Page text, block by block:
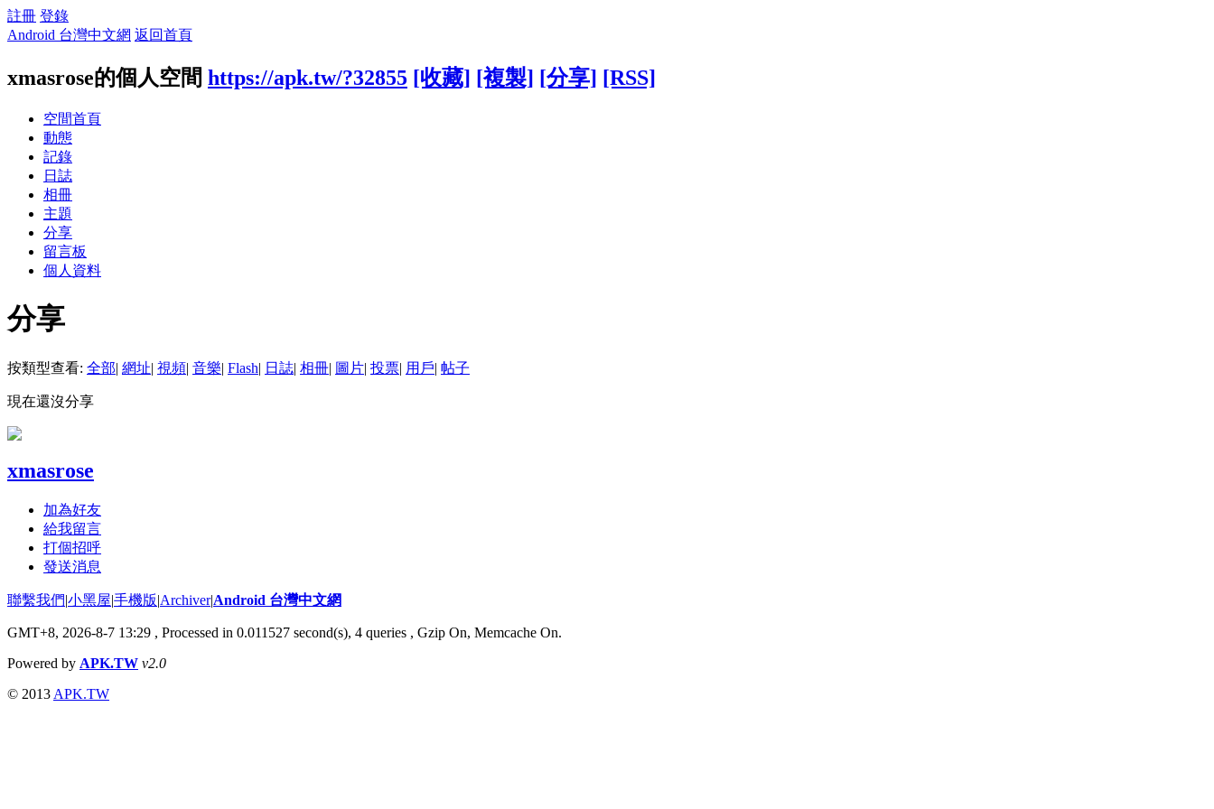
註冊 登錄
Android 台灣中文網 返回首頁
xmasrose的個人空間 https://apk.tw/?32855 [收藏] [複製] [分享] [RSS]
空間首頁
動態
記錄
日誌
相冊
主題
分享
留言板
個人資料
分享
按類型查看: 全部| 網址| 視頻| 音樂| Flash| 日誌| 相冊| 圖片| 投票| 用戶| 帖子
現在還沒分享
xmasrose
加為好友
給我留言
打個招呼
發送消息
聯繫我們|小黑屋|手機版|Archiver|Android 台灣中文網
GMT+8, 2026-8-7 13:29 , Processed in 0.011527 second(s), 4 queries , Gzip On, Memcache On.
Powered by APK.TW v2.0
© 2013 APK.TW